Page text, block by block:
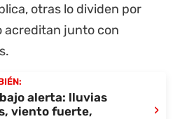
otras lo dividen por
acreditan junto con
alerta: lluvias
viento fuerte,
›